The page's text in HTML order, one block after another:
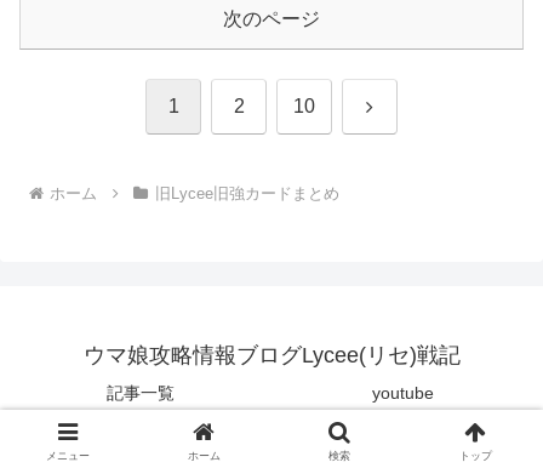
次のページ
1 2 10 次
ホーム 旧Lycee旧強カードまとめ
ウマ娘攻略情報ブログLycee(リセ)戦記
記事一覧 youtube
© 2008 ウマ娘攻略情報ブログLycee(リセ)戦記.
メニュー ホーム 検索 トップ